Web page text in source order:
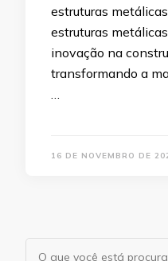
estruturas
estruturas
inovação na
transformando a
…
16 DE NOVEMBRO DE
Procurando